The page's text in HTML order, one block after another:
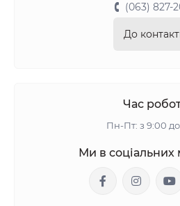
(063) 827-
До
Час
Пн-Пт: з 9:00
Ми в соціальних